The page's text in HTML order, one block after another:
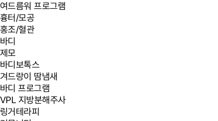
여드름워 프로그램
흉터/모공
홍조/혈관
바디
제모
바디보톡스
겨드랑이 땀냄새
바디 프로그램
VPL 지방분해주사
링거테라피